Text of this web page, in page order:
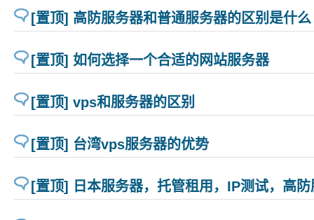
[置顶] 高防服务器和普通服务器的区别是什么
[置顶] 如何选择一个合适的网站服务器
[置顶] vps和服务器的区别
[置顶] 台湾vps服务器的优势
[置顶] 日本服务器，托管租用，IP测试，高防